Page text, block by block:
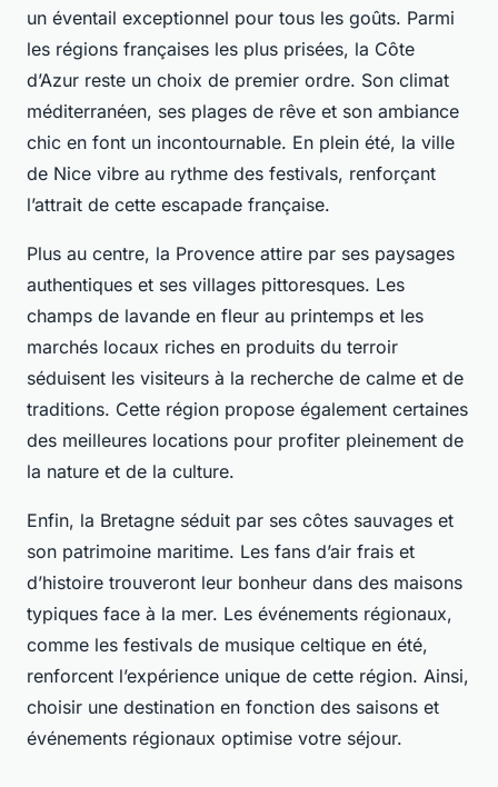
un éventail exceptionnel pour tous les goûts. Parmi
les régions françaises les plus prisées, la Côte
d’Azur reste un choix de premier ordre. Son climat
méditerranéen, ses plages de rêve et son ambiance
chic en font un incontournable. En plein été, la ville
de Nice vibre au rythme des festivals, renforçant
l’attrait de cette escapade française.
Plus au centre, la Provence attire par ses paysages
authentiques et ses villages pittoresques. Les
champs de lavande en fleur au printemps et les
marchés locaux riches en produits du terroir
séduisent les visiteurs à la recherche de calme et de
traditions. Cette région propose également certaines
des meilleures locations pour profiter pleinement de
la nature et de la culture.
Enfin, la Bretagne séduit par ses côtes sauvages et
son patrimoine maritime. Les fans d’air frais et
d’histoire trouveront leur bonheur dans des maisons
typiques face à la mer. Les événements régionaux,
comme les festivals de musique celtique en été,
renforcent l’expérience unique de cette région. Ainsi,
choisir une destination en fonction des saisons et
événements régionaux optimise votre séjour.